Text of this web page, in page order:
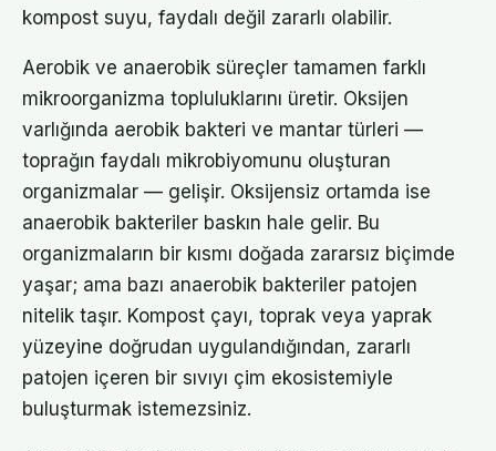
kompost suyu, faydalı değil zararlı olabilir.
Aerobik ve anaerobik süreçler tamamen farklı
mikroorganizma topluluklarını üretir. Oksijen
varlığında aerobik bakteri ve mantar türleri —
toprağın faydalı mikrobiyomunu oluşturan
organizmalar — gelişir. Oksijensiz ortamda ise
anaerobik bakteriler baskın hale gelir. Bu
organizmaların bir kısmı doğada zararsız biçimde
yaşar; ama bazı anaerobik bakteriler patojen
nitelik taşır. Kompost çayı, toprak veya yaprak
yüzeyine doğrudan uygulandığından, zararlı
patojen içeren bir sıvıyı çim ekosistemiyle
buluşturmak istemezsiniz.